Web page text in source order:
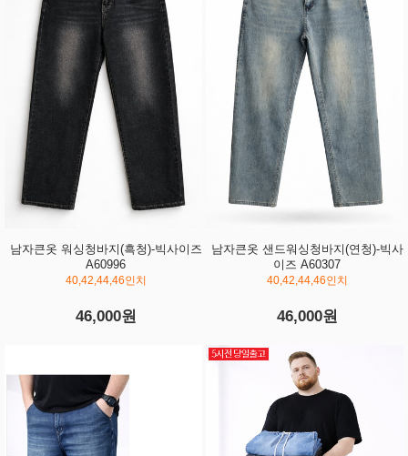
남자큰옷 워싱청바지(흑청)-빅사이즈
A60996
40,42,44,46인치
46,000원
남자큰옷 샌드워싱청바지(연청)-빅사
이즈 A60307
40,42,44,46인치
46,000원